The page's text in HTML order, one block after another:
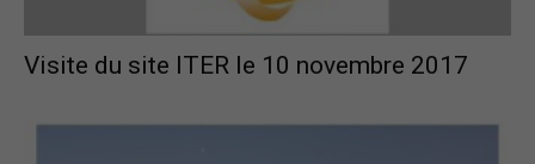
Visite du site ITER le 10 novembre 2017